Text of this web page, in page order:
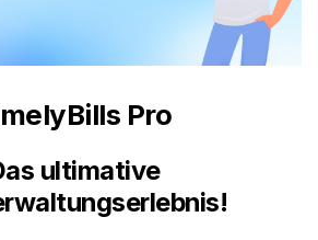
Pro
ultimative